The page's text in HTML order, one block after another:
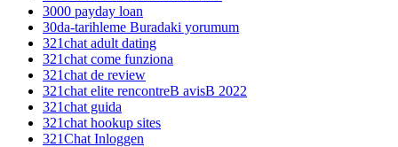
3000 payday loan
30da-tarihleme Buradaki yorumum
321chat adult dating
321chat come funziona
321chat de review
321chat elite rencontreВ avisВ 2022
321chat guida
321chat hookup sites
321Chat Inloggen